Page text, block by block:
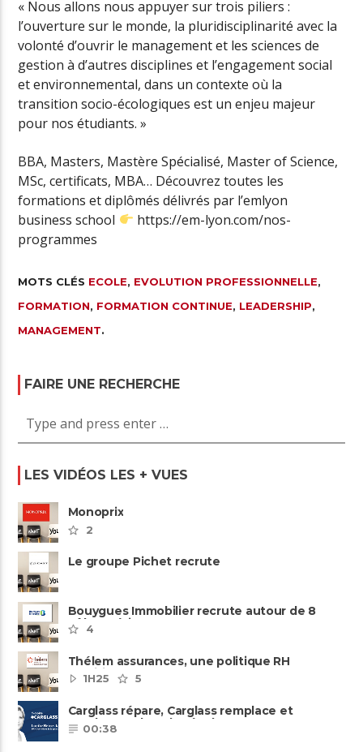
« Nous allons nous appuyer sur trois piliers :
l’ouverture sur le monde, la pluridisciplinarité avec la
volonté d’ouvrir le management et les sciences de
gestion à d’autres disciplines et l’engagement social
et environnemental, dans un contexte où la
transition socio-écologiques est un enjeu majeur
pour nos étudiants. »
BBA, Masters, Mastère Spécialisé, Master of Science,
MSc, certificats, MBA… Découvrez toutes les
formations et diplômés délivrés par l’emlyon
business school
https://em-lyon.com/nos-
programmes
MOTS CLÉS ECOLE, EVOLUTION PROFESSIONNELLE,
FORMATION, FORMATION CONTINUE, LEADERSHIP,
MANAGEMENT.
FAIRE UNE RECHERCHE
LES VIDÉOS LES + VUES
Monoprix
2
Le groupe Pichet recrute
Bouygues Immobilier recrute autour de 8
pôles métiers
4
Thélem assurances, une politique RH
ambitieuse
1H25 5
Carglass répare, Carglass remplace et
Carglass embauche également.
00:38